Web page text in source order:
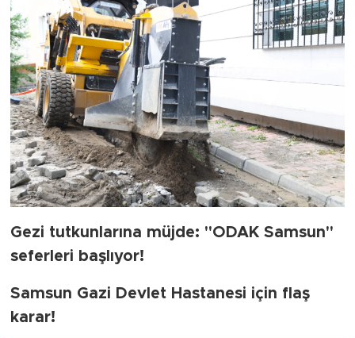
Gezi tutkunlarına müjde: "ODAK Samsun"
seferleri başlıyor!
Samsun Gazi Devlet Hastanesi için flaş
karar!